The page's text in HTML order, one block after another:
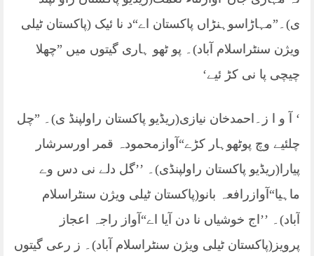
ی)۔”مہاڑاسوہنڑاں پاکستان اے“د نا ئیک (پاکستان ٹیلی
ویژن سنٹراسلام آباد)۔ پو ٹھو ہاری گیتوں میں ”چھلا
چیچی پا نی کڑ ئیے‘
‘ آ و ا ز۔احمدخان نیازی(ریڈیو پاکستان راولپنڈ ی)۔ ”چل
چلئیے وچ پوٹھوہار کڑے“آوازمحمودہ قمر اورسرشار
پیارا(ریڈیو پاکستان راولپنڈی)۔ ’’گل دلے نی دس وے
ماہیا“آوازرافعہ بانو(پاکستان ٹیلی ویژن سنٹراسلام
آباد)۔ ’’اج خوشیاں نا دن آیا اے“آواز راجہ اعجاز
پرویز(پاکستان ٹیلی ویژن سنٹراسلام آباد)۔ ز رعی گیتوں